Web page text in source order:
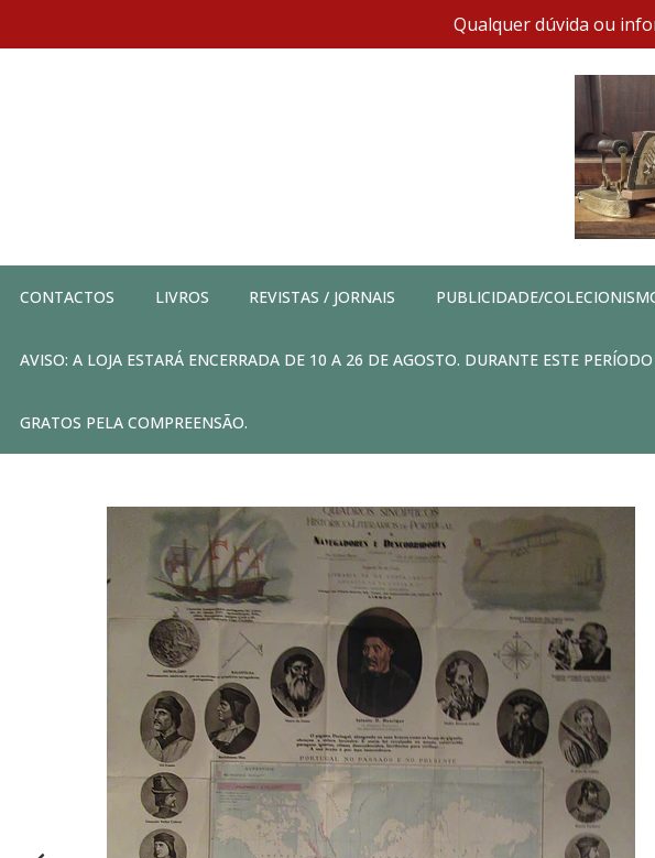
Qualquer dúvida ou
CONTACTOS LIVROS REVISTAS / JORNAIS PUBLICIDADE/
AVISO: A LOJA ESTARÁ ENCERRADA DE 10 A 26 DE AGOSTO. DURANTE ESTE
GRATOS PELA COMPREENSÃO.